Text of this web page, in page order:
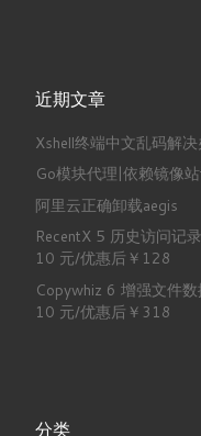
近期文章
Xshell终端中文乱码解
Go模块代理|依赖镜像
阿里云正确卸载aegis
RecentX 5 历史访问记
10 元/优惠后￥128
Copywhiz 6 增强文件
10 元/优惠后￥318
分类